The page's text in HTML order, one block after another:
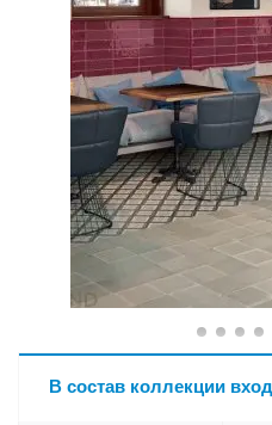
В состав коллекции